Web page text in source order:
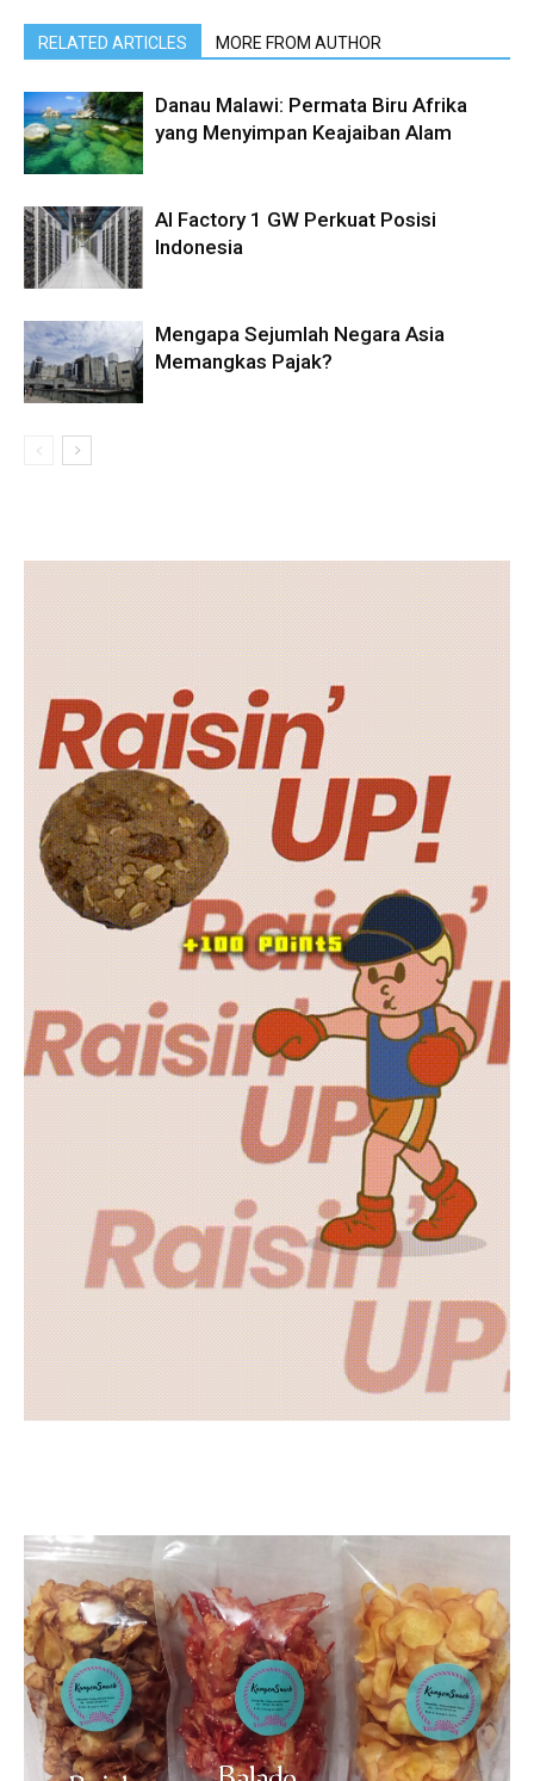
RELATED ARTICLES MORE FROM AUTHOR
Danau Malawi: Permata Biru Afrika
yang Menyimpan Keajaiban Alam
AI Factory 1 GW Perkuat Posisi
Indonesia
Mengapa Sejumlah Negara Asia
Memangkas Pajak?